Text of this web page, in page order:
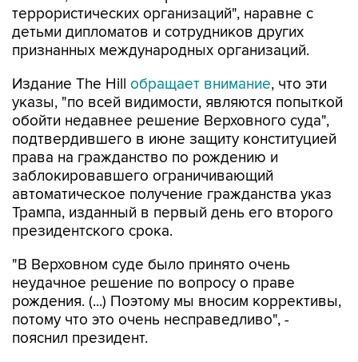
террористических организаций", наравне с
детьми дипломатов и сотрудников других
признанных международных организаций.
Издание The Hill обращает внимание, что эти
указы, "по всей видимости, являются попыткой
обойти недавнее решение Верховного суда",
подтвердившего в июне защиту конституцией
права на гражданство по рождению и
заблокировавшего ограничивающий
автоматическое получение гражданства указ
Трампа, изданный в первый день его второго
президентского срока.
"В Верховном суде было принято очень
неудачное решение по вопросу о праве
рождения. (...) Поэтому мы вносим коррективы,
потому что это очень несправедливо", -
пояснил президент.